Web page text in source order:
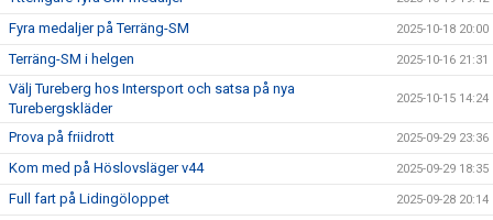
Fyra medaljer på Terräng-SM 2025-10-18 20:00
Terräng-SM i helgen 2025-10-16 21:31
Välj Tureberg hos Intersport och satsa på nya
Turebergskläder
2025-10-15 14:24
Prova på friidrott 2025-09-29 23:36
Kom med på Höslovsläger v44 2025-09-29 18:35
Full fart på Lidingöloppet 2025-09-28 20:14